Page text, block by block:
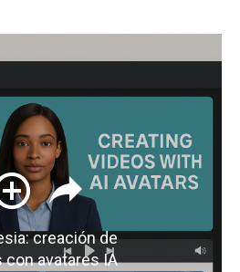
creación de
con avatares IA